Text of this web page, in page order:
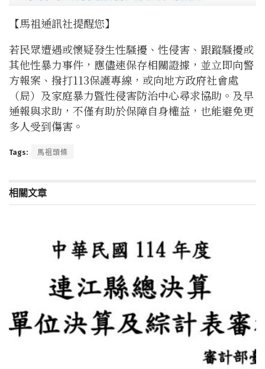
【馬祖通訊社提醒您】
若民眾遭遇或懷疑發生性騷擾、性侵害、跟蹤騷擾或
其他性暴力事件，應儘速保存相關證據，並立即向警
方報案、撥打113保護專線，或向地方政府社會處
（局）及家庭暴力暨性侵害防治中心尋求協助。及早
通報與求助，不僅有助於保障自身權益，也能避免更
多人受到傷害。
Tags: 馬祖頭條
相關文章